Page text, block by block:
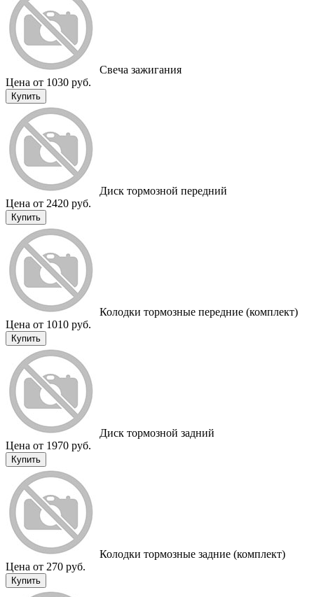
Свеча зажигания
Цена от 1030 руб.
Купить
Диск тормозной передний
Цена от 2420 руб.
Купить
Колодки тормозные передние (комплект)
Цена от 1010 руб.
Купить
Диск тормозной задний
Цена от 1970 руб.
Купить
Колодки тормозные задние (комплект)
Цена от 270 руб.
Купить